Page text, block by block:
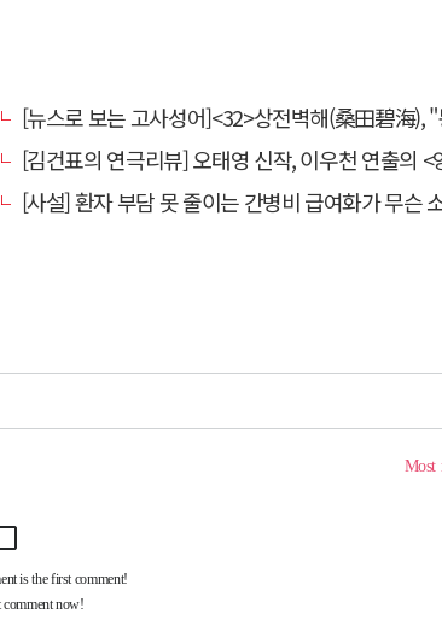
[뉴스로 보는 고사성어]<32>상전벽해(桑田碧海), "뽕나무밭이 푸른 바다가
[김건표의 연극리뷰] 오태영 신작, 이우천 연출의 <양은 양순하다>"국민을 온순한 양으로 길들이는 전체주의적 정치의
[사설] 환자 부담 못 줄이는 간병비 급여화가 무슨